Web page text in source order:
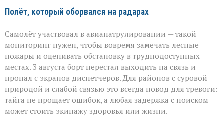
Полёт, который оборвался на радарах
Самолёт участвовал в авиапатрулировании — такой
мониторинг нужен, чтобы вовремя замечать лесные
пожары и оценивать обстановку в труднодоступных
местах. 3 августа борт перестал выходить на связь и
пропал с экранов диспетчеров. Для районов с суровой
природой и слабой связью это всегда повод для тревоги:
тайга не прощает ошибок, а любая задержка с поиском
может стоить экипажу здоровья или жизни.